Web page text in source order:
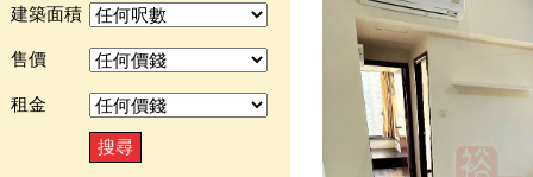
建築面積
售價
租金